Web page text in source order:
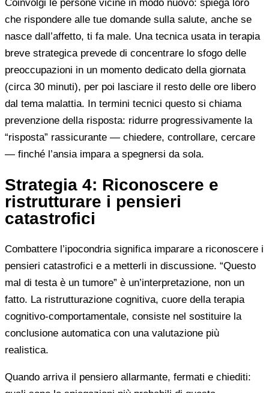
Coinvolgi le persone vicine in modo nuovo: spiega loro
che rispondere alle tue domande sulla salute, anche se
nasce dall’affetto, ti fa male. Una tecnica usata in terapia
breve strategica prevede di concentrare lo sfogo delle
preoccupazioni in un momento dedicato della giornata
(circa 30 minuti), per poi lasciare il resto delle ore libero
dal tema malattia. In termini tecnici questo si chiama
prevenzione della risposta: ridurre progressivamente la
“risposta” rassicurante — chiedere, controllare, cercare
— finché l’ansia impara a spegnersi da sola.
Strategia 4: Riconoscere e
ristrutturare i pensieri
catastrofici
Combattere l’ipocondria significa imparare a riconoscere i
pensieri catastrofici e a metterli in discussione. “Questo
mal di testa è un tumore” è un’interpretazione, non un
fatto. La ristrutturazione cognitiva, cuore della terapia
cognitivo-comportamentale, consiste nel sostituire la
conclusione automatica con una valutazione più
realistica.
Quando arriva il pensiero allarmante, fermati e chiediti: